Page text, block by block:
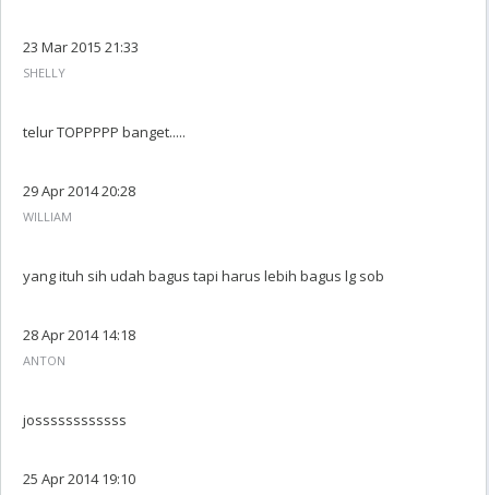
23 Mar 2015 21:33
SHELLY
telur TOPPPPP banget.....
29 Apr 2014 20:28
WILLIAM
yang ituh sih udah bagus tapi harus lebih bagus lg sob
28 Apr 2014 14:18
ANTON
jossssssssssss
25 Apr 2014 19:10